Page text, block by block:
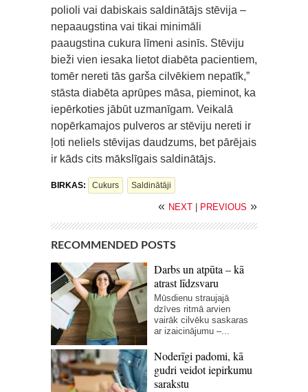
polioli vai dabiskais saldinātājs stēvija –
nepaaugstina vai tikai minimāli
paaugstina cukura līmeni asinīs. Stēviju
bieži vien iesaka lietot diabēta pacientiem,
tomēr nereti tās garša cilvēkiem nepatīk,”
stāsta diabēta aprūpes māsa, pieminot, ka
iepērkoties jābūt uzmanīgam. Veikalā
nopērkamajos pulveros ar stēviju nereti ir
ļoti neliels stēvijas daudzums, bet pārējais
ir kāds cits mākslīgais saldinātājs.
BIRKAS: Cukurs Saldinātāji
« NEXT PREVIOUS »
RECOMMENDED POSTS
Darbs un atpūta – kā
atrast līdzsvaru
Mūsdienu straujajā
dzīves ritmā arvien
vairāk cilvēku saskaras
ar izaicinājumu –...
Noderīgi padomi, kā
gudri veidot iepirkumu
sarakstu